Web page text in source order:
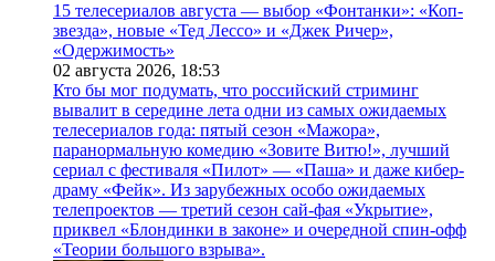
15 телесериалов августа — выбор «Фонтанки»: «Коп-
звезда», новые «Тед Лессо» и «Джек Ричер»,
«Одержимость»
02 августа 2026, 18:53
Кто бы мог подумать, что российский стриминг
вывалит в середине лета одни из самых ожидаемых
телесериалов года: пятый сезон «Мажора»,
паранормальную комедию «Зовите Витю!», лучший
сериал с фестиваля «Пилот» — «Паша» и даже кибер-
драму «Фейк». Из зарубежных особо ожидаемых
телепроектов — третий сезон сай-фая «Укрытие»,
приквел «Блондинки в законе» и очередной спин-офф
«Теории большого взрыва».